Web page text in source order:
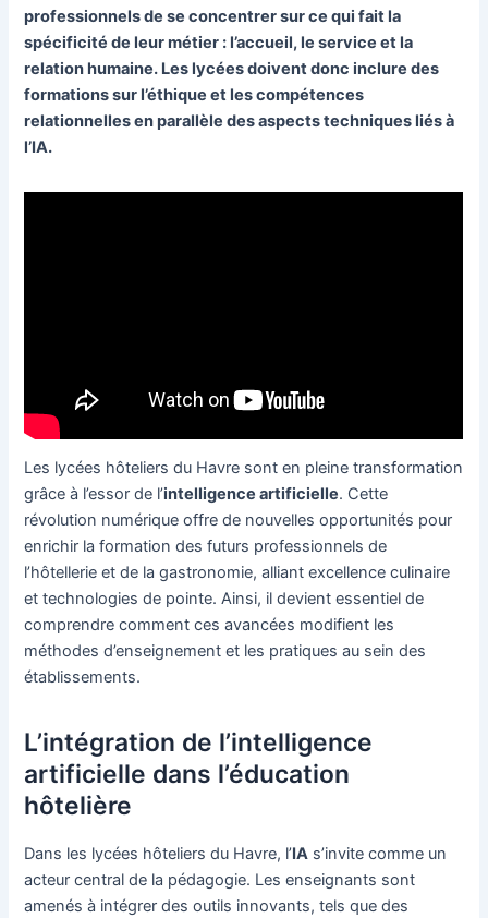
professionnels de se concentrer sur ce qui fait la
spécificité de leur métier : l’accueil, le service et la
relation humaine. Les lycées doivent donc inclure des
formations sur l’éthique et les compétences
relationnelles en parallèle des aspects techniques liés à
l’IA.
Les lycées hôteliers du Havre sont en pleine transformation
grâce à l’essor de l’intelligence artificielle. Cette
révolution numérique offre de nouvelles opportunités pour
enrichir la formation des futurs professionnels de
l’hôtellerie et de la gastronomie, alliant excellence culinaire
et technologies de pointe. Ainsi, il devient essentiel de
comprendre comment ces avancées modifient les
méthodes d’enseignement et les pratiques au sein des
établissements.
L’intégration de l’intelligence
artificielle dans l’éducation
hôtelière
Dans les lycées hôteliers du Havre, l’IA s’invite comme un
acteur central de la pédagogie. Les enseignants sont
amenés à intégrer des outils innovants, tels que des